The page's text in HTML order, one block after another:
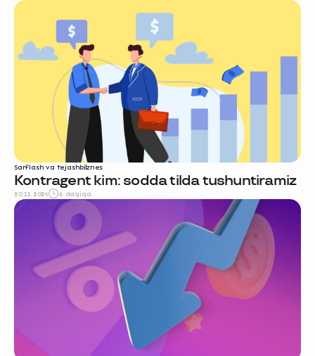
Sarflash va tejashbiznes
Kontragent kim: sodda tilda tushuntiramiz
20.11.2024 6 daqiqa